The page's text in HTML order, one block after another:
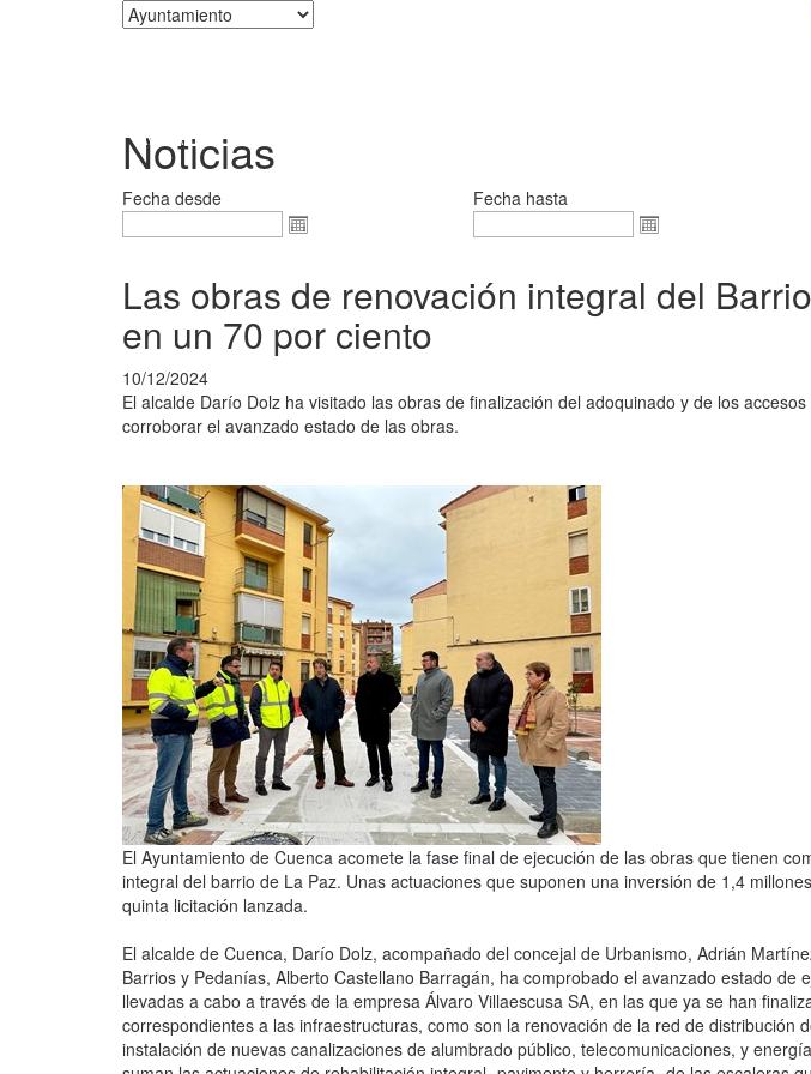
Noticias
Fecha desde Fecha hasta
Las obras de renovación integral del
en un 70 por ciento
10/12/2024
El alcalde Darío Dolz ha visitado las obras de finalización del adoquinado y de los
corroborar el avanzado estado de las obras.
El Ayuntamiento de Cuenca acomete la fase final de ejecución de las obras que tienen
integral del barrio de La Paz. Unas actuaciones que suponen una inversión de 1,4
quinta licitación lanzada.
El alcalde de Cuenca, Darío Dolz, acompañado del concejal de Urbanismo, Adrián
Barrios y Pedanías, Alberto Castellano Barragán, ha comprobado el avanzado estado de
llevadas a cabo a través de la empresa Álvaro Villaescusa SA, en las que ya se han
correspondientes a las infraestructuras, como son la renovación de la red de distribución
instalación de nuevas canalizaciones de alumbrado público, telecomunicaciones, y